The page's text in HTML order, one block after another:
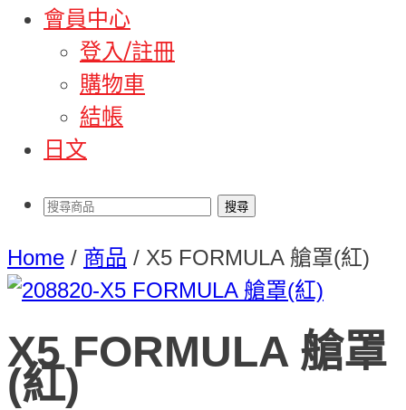
會員中心
登入/註冊
購物車
結帳
日文
Home / 商品 / X5 FORMULA 艙罩(紅)
X5 FORMULA 艙罩
(紅)